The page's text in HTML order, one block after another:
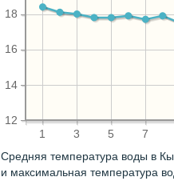
1 3 5 7
12
14
16
18
Средняя температура воды в
и максимальная температура